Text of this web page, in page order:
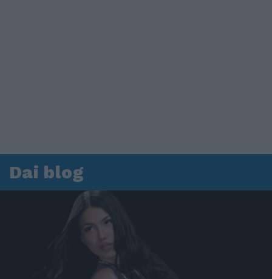
Dai blog